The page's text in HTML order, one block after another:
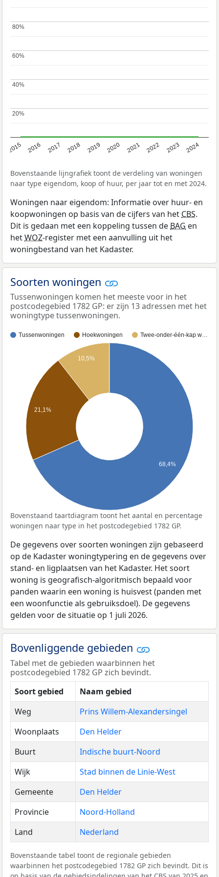
2015 2016 2017 2018 2019 2020 2021 2022 2023 2024
20%
20%
40%
40%
60%
60%
80%
80%
Bovenstaande lijngrafiek toont de verdeling van woningen
naar type eigendom, koop of huur, per jaar tot en met 2024.
Woningen naar eigendom: Informatie over huur- en
koopwoningen op basis van de cijfers van het CBS.
Dit is gedaan met een koppeling tussen de BAG en
hetWOZ-register met een aanvulling uit het
woningbestand van het Kadaster.
Soorten woningen
Tussenwoningen komen het meeste voor in het
postcodegebied 1782 GP: er zijn 13 adressen met het
woningtype tussenwoningen.
Tussenwoningen Hoekwoningen Twee-onder-één-kap w…
10,5%
21,1%
68,4%
Bovenstaand taartdiagram toont het aantal en percentage
woningen naar type in het postcodegebied 1782 GP.
De gegevens over soorten woningen zijn gebaseerd
op de Kadaster woningtypering en de gegevens over
stand- en ligplaatsen van het Kadaster. Het soort
woning is geografisch-algoritmisch bepaald voor
panden waarin een woning is huisvest (panden met
een woonfunctie als gebruiksdoel). De gegevens
gelden voor de situatie op 1 juli 2026.
Bovenliggende gebieden
Tabel met de gebieden waarbinnen het
postcodegebied 1782 GP zich bevindt.
Soort gebied
Naam gebied
Weg
Prins Willem-Alexandersingel
Woonplaats
Den Helder
Buurt
Indische buurt-Noord
Wijk
Stad binnen de Linie-West
Gemeente
Den Helder
Provincie
Noord-Holland
Land
Nederland
Bovenstaande tabel toont de regionale gebieden
waarbinnen het postcodegebied 1782 GP zich bevindt. Dit is